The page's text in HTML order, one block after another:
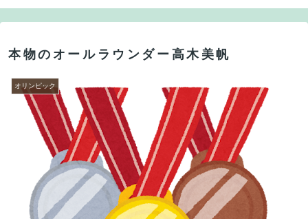
本物のオールラウンダー高木美帆
オリンピック